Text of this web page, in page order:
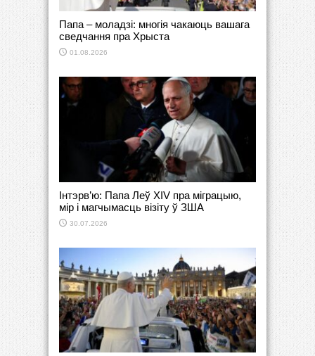
Папа – моладзі: многія чакаюць вашага
сведчання пра Хрыста
01.08.2026
Інтэрв’ю: Папа Леў XIV пра міграцыю,
мір і магчымасць візіту ў ЗША
30.07.2026